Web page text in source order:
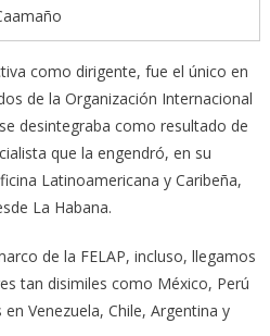
como dirigente, fue el único en
de la Organización Internacional
desintegraba como resultado de
que la engendró, en su
Latinoamericana y Caribeña,
La Habana.
de la FELAP, incluso, llegamos
tan disimiles como México, Perú
Venezuela, Chile, Argentina y